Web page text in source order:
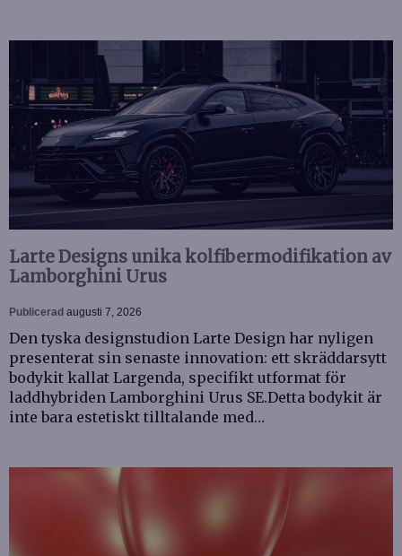
Larte Designs unika kolfibermodifikation av
Lamborghini Urus
Publicerad augusti 7, 2026
Den tyska designstudion Larte Design har nyligen
presenterat sin senaste innovation: ett skräddarsytt
bodykit kallat Largenda, specifikt utformat för
laddhybriden Lamborghini Urus SE.Detta bodykit är
inte bara estetiskt tilltalande med…